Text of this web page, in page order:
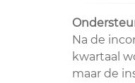
Na de
kwartaal
maar de